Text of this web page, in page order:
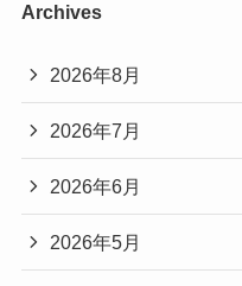
Archives
2026年8月
2026年7月
2026年6月
2026年5月